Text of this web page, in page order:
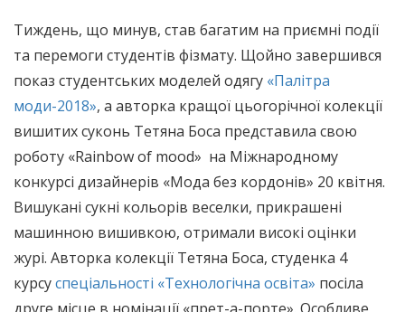
Тиждень, що минув, став багатим на приємні події
та перемоги студентів фізмату. Щойно завершився
показ студентських моделей одягу «Палітра
моди-2018», а авторка кращої цьогорічної колекції
вишитих суконь Тетяна Боса представила свою
роботу «Rainbow of mood» на Міжнародному
конкурсі дизайнерів «Мода без кордонів» 20 квітня.
Вишукані сукні кольорів веселки, прикрашені
машинною вишивкою, отримали високі оцінки
журі. Авторка колекції Тетяна Боса, студенка 4
курсуспеціальності «Технологічна освіта» посіла